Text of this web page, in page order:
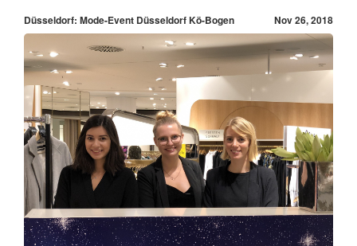
Düsseldorf: Mode-Event Düsseldorf Kö-Bogen Nov 26, 2018